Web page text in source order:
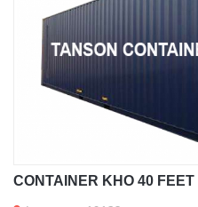
CONTAINER KHO 40 FEET